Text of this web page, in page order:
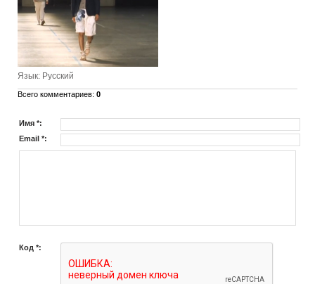
Язык: Русский
Всего комментариев: 0
Имя *:
Email *:
Код *: